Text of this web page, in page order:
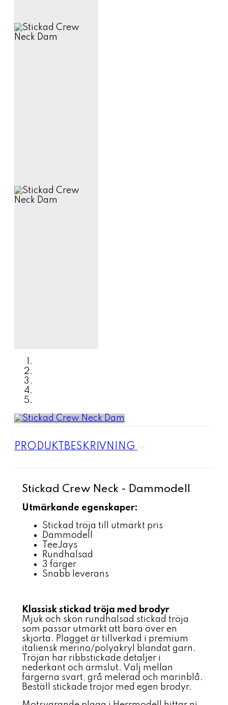
PRODUKTBESKRIVNING
Stickad Crew Neck - Dammodell
Utmärkande egenskaper:
Stickad tröja till utmärkt pris
Dammodell
TeeJays
Rundhalsad
3 färger
Snabb leverans
Klassisk stickad tröja med brodyr
Mjuk och skön rundhalsad stickad tröja
som passar utmärkt att bära över en
skjorta. Plagget är tillverkad i premium
italiensk merino/polyakryl blandat garn.
Tröjan har ribbstickade detaljer i
nederkant och ärmslut. Välj mellan
färgerna svart, grå melerad och marinblå.
Beställ stickade tröjor med egen brodyr.